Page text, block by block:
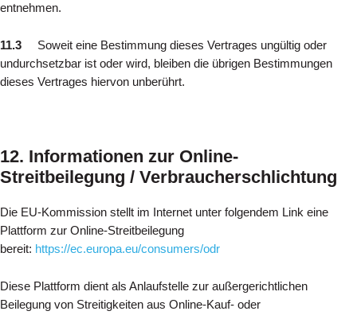
entnehmen.
11.3
Soweit eine Bestimmung dieses Vertrages ungültig oder
undurchsetzbar ist oder wird, bleiben die übrigen Bestimmungen
dieses Vertrages hiervon unberührt.
12. Informationen zur Online-
Streitbeilegung / Verbraucherschlichtung
Die EU-Kommission stellt im Internet unter folgendem Link eine
Plattform zur Online-Streitbeilegung
bereit: https://ec.europa.eu/consumers/odr
Diese Plattform dient als Anlaufstelle zur außergerichtlichen
Beilegung von Streitigkeiten aus Online-Kauf- oder